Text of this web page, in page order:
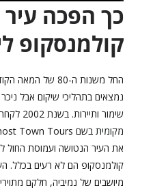
כך הפכה
קולמנסקופ
החל משנות ה-80 של
נמצאים בתהליכי שיקום אבל
שימור
את העיר הנטושה ועמוסת החול
קולמנסקופ הם לא רעים בכלל.
מיושבים של נמיביה, חלקם